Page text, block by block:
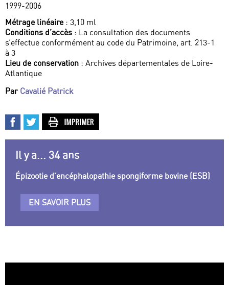
1999-2006
Métrage linéaire: 3,10 ml
Conditions d’accès : La consultation des documents
s’effectue conformément au code du Patrimoine, art. 213-1
à 3
Lieu de conservation : Archives départementales de Loire-
Atlantique
Par Cavalié Patrick
Il y a... 34 ans
Épizootie d’encéphalopathie spongiforme bovine (ESB)
EN SAVOIR PLUS